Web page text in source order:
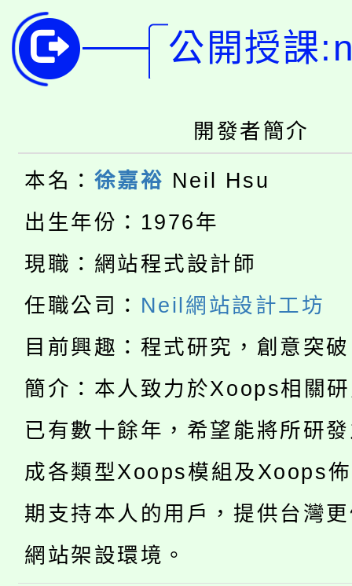
學籍身 分審查程序及
版
淨零綠領人才培育課程
公告本校115學年度第
桃園市115學年度學生
生本土語及新住民語歌
公告本校115學年度第
代理(課)教師甄選結果(
公告本校115學年度第
代理(課)教師甄選結果(
轉知中國文化大學推廣
《TA101》溝通分析基
程，歡迎學生輔導中心
心理、諮商輔導、社會
系所師生報名參加。
淨零綠生活教案入校路
會
115年食農教育專業人
程
學籍身 分審查程序及
版
淨零綠領人才培育課程
公告本校115學年度第
代理(課)教師甄選結果(
「2026金融保險知識
車」活動
桃園市115學年度學生
生本土語及新住民語歌
公告本校115學年度第
公開授課
開發者簡介
本名： 徐嘉裕 Neil Hsu
出生年份：1976年
現職：網站程式設計師
任職公司： Neil網站設計工坊
目前興趣：程式研究，創意突
簡介：本人致力於Xoops相關
已有數十餘年，希望能將所研
成各類型Xoops模組及Xoops
期支持本人的用戶，提供台灣
網站架設環境。